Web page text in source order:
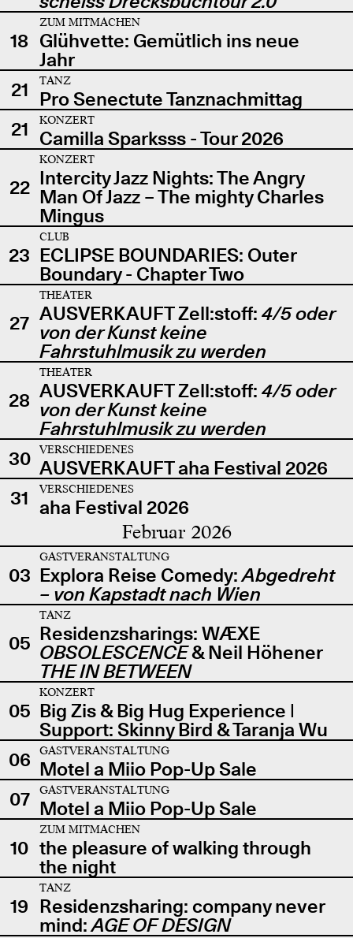
18
ZUM MITMACHEN
Glühvette: Gemütlich ins neue
Jahr
21
TANZ
Pro Senectute Tanznachmittag
21
KONZERT
Camilla Sparksss - Tour 2026
22
KONZERT
Intercity Jazz Nights: The Angry
Man Of Jazz – The mighty Charles
Mingus
23
CLUB
ECLIPSE BOUNDARIES: Outer
Boundary - Chapter Two
27
THEATER
AUSVERKAUFT Zell:stoff: 4/5 oder
von der Kunst keine
Fahrstuhlmusik zu werden
28
THEATER
AUSVERKAUFT Zell:stoff: 4/5 oder
von der Kunst keine
Fahrstuhlmusik zu werden
30
VERSCHIEDENES
AUSVERKAUFT aha Festival 2026
31
VERSCHIEDENES
aha Festival 2026
Februar 2026
03
GASTVERANSTALTUNG
Explora Reise Comedy:Abgedreht
– von Kapstadt nach Wien
05
TANZ
Residenzsharings: WÆXE
OBSOLESCENCE& Neil Höhener
THE IN BETWEEN
05
KONZERT
Big Zis & Big Hug Experience |
Support: Skinny Bird & Taranja Wu
06
GASTVERANSTALTUNG
Motel a Miio Pop-Up Sale
07
GASTVERANSTALTUNG
Motel a Miio Pop-Up Sale
10
ZUM MITMACHEN
the pleasure of walking through
the night
19
TANZ
Residenzsharing: company never
mind:AGE OF DESIGN